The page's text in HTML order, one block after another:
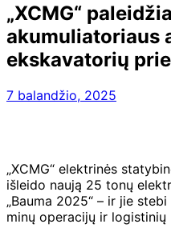
„XCMG“
akumuliatoriaus
ekskavatorių
7 balandžio, 2025
„XCMG“ elektrinės
išleido naują 25 tonų
„Bauma 2025“ – ir jie
minų operacijų ir